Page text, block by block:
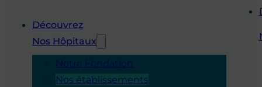
Découvrez
Nos Hôpitaux
Notre Fondation
Nos établissements